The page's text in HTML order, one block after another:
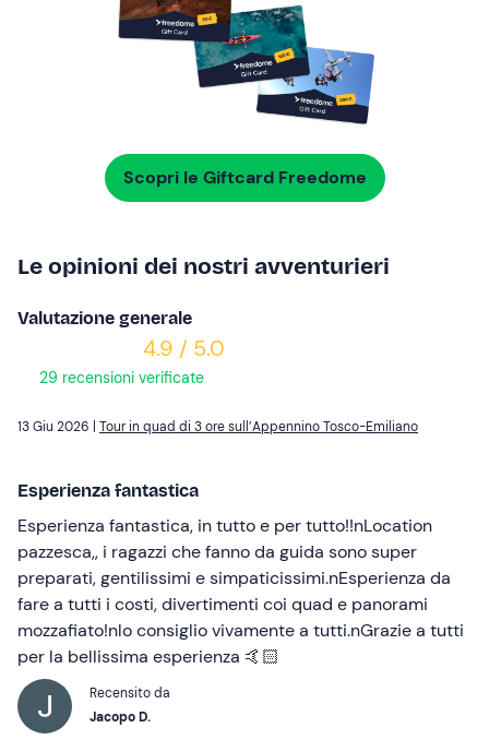
Scopri le Giftcard Freedome
Le opinioni dei nostri avventurieri
Valutazione generale
4.9 / 5.0
29 recensioni verificate
13 Giu 2026 | Tour in quad di 3 ore sull’Appennino Tosco-Emiliano
Esperienza fantastica
Esperienza fantastica, in tutto e per tutto!!nLocation
pazzesca,, i ragazzi che fanno da guida sono super
preparati, gentilissimi e simpaticissimi.nEsperienza da
fare a tutti i costi, divertimenti coi quad e panorami
mozzafiato!nlo consiglio vivamente a tutti.nGrazie a tutti
per la bellissima esperienza 🤙🏻
Recensito da
Jacopo D.